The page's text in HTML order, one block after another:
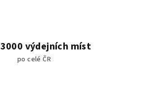
výdejních míst
po celé ČR